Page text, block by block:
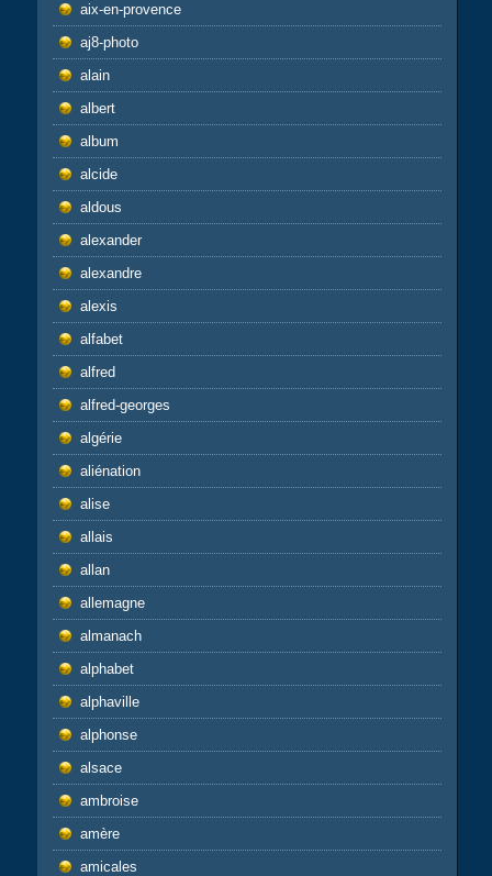
aix-en-provence
aj8-photo
alain
albert
album
alcide
aldous
alexander
alexandre
alexis
alfabet
alfred
alfred-georges
algérie
aliénation
alise
allais
allan
allemagne
almanach
alphabet
alphaville
alphonse
alsace
ambroise
amère
amicales